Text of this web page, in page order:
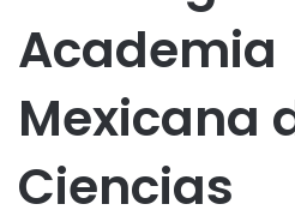
Academia
Mexicana
Ciencias